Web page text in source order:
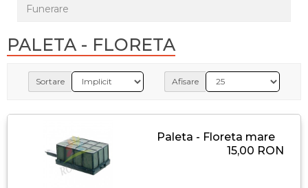
Funerare
PALETA - FLORETA
Sortare Afisare
Paleta - Floreta mare
15,00 RON